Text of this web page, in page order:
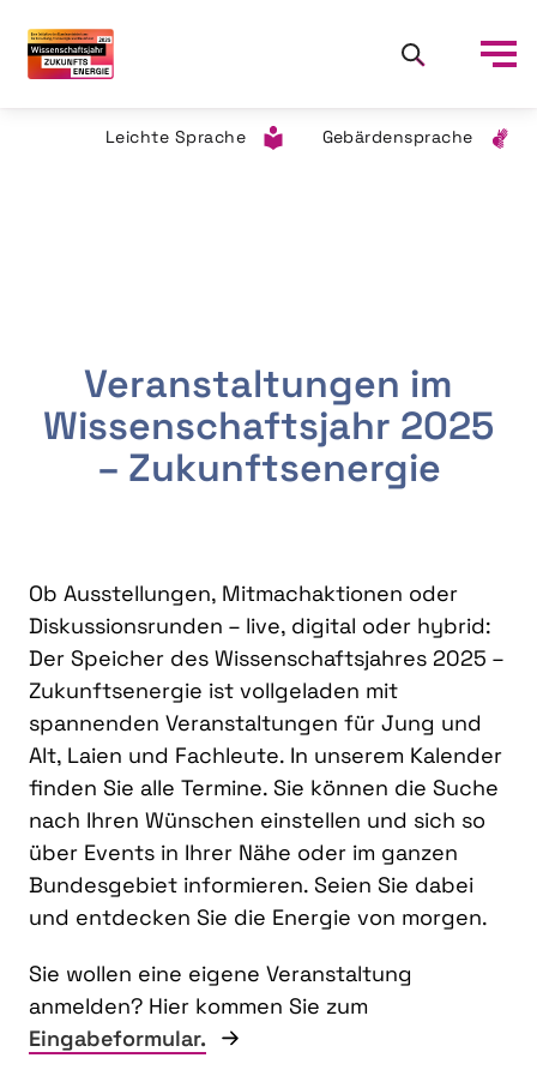
Leichte Sprache Gebärdensprache
Veranstaltungen im
Wissenschaftsjahr 2025
– Zukunftsenergie
Ob Ausstellungen, Mitmachaktionen oder
Diskussionsrunden – live, digital oder hybrid:
Der Speicher des Wissenschaftsjahres 2025 –
Zukunftsenergie ist vollgeladen mit
spannenden Veranstaltungen für Jung und
Alt, Laien und Fachleute. In unserem Kalender
finden Sie alle Termine. Sie können die Suche
nach Ihren Wünschen einstellen und sich so
über Events in Ihrer Nähe oder im ganzen
Bundesgebiet informieren. Seien Sie dabei
und entdecken Sie die Energie von morgen.
Sie wollen eine eigene Veranstaltung
anmelden? Hier kommen Sie zum
Eingabeformular.